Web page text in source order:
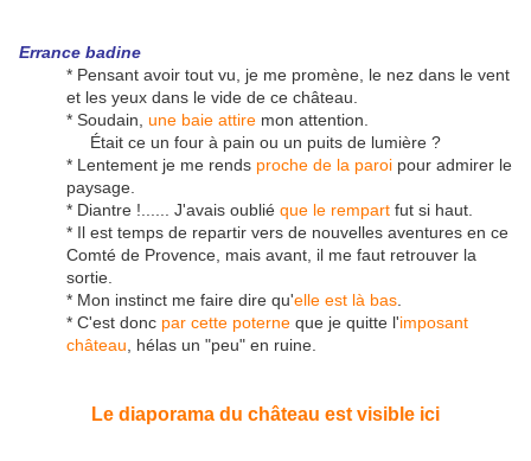
Errance badine
* Pensant avoir tout vu, je me promène, le nez dans le vent
et les yeux dans le vide de ce château.
* Soudain, une baie attire mon attention.
Était ce un four à pain ou un puits de lumière ?
* Lentement je me rends proche de la paroi pour admirer le
paysage.
* Diantre !...... J'avais oublié que le rempart fut si haut.
* Il est temps de repartir vers de nouvelles aventures en ce
Comté de Provence, mais avant, il me faut retrouver la
sortie.
* Mon instinct me faire dire qu'elle est là bas
* C'est donc par cette poterne que je quitte l'imposant
château , hélas un "peu" en ruine.
Le diaporama du château est visible ici